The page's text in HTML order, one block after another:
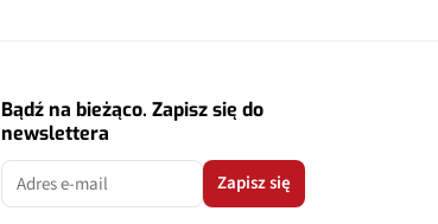
Bądź na bieżąco. Zapisz się do
newslettera
Zapisz się